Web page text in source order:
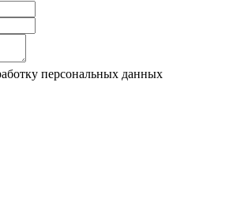
персональных данных